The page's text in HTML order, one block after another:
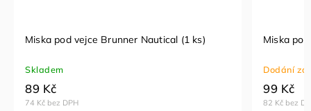
Miska pod vejce Brunner Nautical (1 ks)
Skladem
74 Kč bez DPH
89 Kč
Miska
Dodání
82 Kč bez
99 Kč